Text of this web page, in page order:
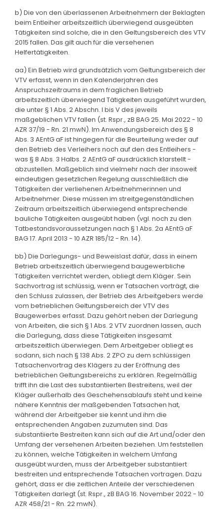
b) Die von den überlassenen Arbeitnehmern der Beklagten
beim Entleiher arbeitszeitlich überwiegend ausgeübten
Tätigkeiten sind solche, die in den Geltungsbereich des VTV
2015 fallen. Das gilt auch für die versehenen
Helfertätigkeiten.
aa) Ein Betrieb wird grundsätzlich vom Geltungsbereich der
VTV erfasst, wenn in den Kalenderjahren des
Anspruchszeitraums in dem fraglichen Betrieb
arbeitszeitlich überwiegend Tätigkeiten ausgeführt wurden,
die unter § 1 Abs. 2 Abschn. I bis V des jeweils
maßgeblichen VTV fallen (st. Rspr., zB BAG 25. Mai 2022 - 10
AZR 37/19 - Rn. 21 mwN). Im Anwendungsbereich des § 8
Abs. 3 AEntG aF ist hingegen für die Beurteilung weder auf
den Betrieb des Verleihers noch auf den des Entleihers -
was § 8 Abs. 3 Halbs. 2 AEntG aF ausdrücklich klarstellt -
abzustellen. Maßgeblich sind vielmehr nach der insoweit
eindeutigen gesetzlichen Regelung ausschließlich die
Tätigkeiten der verliehenen Arbeitnehmerinnen und
Arbeitnehmer. Diese müssen im streitgegenständlichen
Zeitraum arbeitszeitlich überwiegend entsprechende
bauliche Tätigkeiten ausgeübt haben (vgl. noch zu den
Tatbestandsvoraussetzungen nach § 1 Abs. 2a AEntG aF
BAG 17. April 2013 - 10 AZR 185/12 - Rn. 14).
bb) Die Darlegungs- und Beweislast dafür, dass in einem
Betrieb arbeitszeitlich überwiegend baugewerbliche
Tätigkeiten verrichtet werden, obliegt dem Kläger. Sein
Sachvortrag ist schlüssig, wenn er Tatsachen vorträgt, die
den Schluss zulassen, der Betrieb des Arbeitgebers werde
vom betrieblichen Geltungsbereich der VTV des
Baugewerbes erfasst. Dazu gehört neben der Darlegung
von Arbeiten, die sich § 1 Abs. 2 VTV zuordnen lassen, auch
die Darlegung, dass diese Tätigkeiten insgesamt
arbeitszeitlich überwiegen. Dem Arbeitgeber obliegt es
sodann, sich nach § 138 Abs. 2 ZPO zu dem schlüssigen
Tatsachenvortrag des Klägers zu der Eröffnung des
betrieblichen Geltungsbereichs zu erklären. Regelmäßig
trifft ihn die Last des substantiierten Bestreitens, weil der
Kläger außerhalb des Geschehensablaufs steht und keine
nähere Kenntnis der maßgebenden Tatsachen hat,
während der Arbeitgeber sie kennt und ihm die
entsprechenden Angaben zuzumuten sind. Das
substantiierte Bestreiten kann sich auf die Art und/oder den
Umfang der versehenen Arbeiten beziehen. Um feststellen
zu können, welche Tätigkeiten in welchem Umfang
ausgeübt wurden, muss der Arbeitgeber substantiiert
bestreiten und entsprechende Tatsachen vortragen. Dazu
gehört, dass er die zeitlichen Anteile der verschiedenen
Tätigkeiten darlegt (st. Rspr., zB BAG 16. November 2022 - 10
AZR 458/21 - Rn. 22 mwN).